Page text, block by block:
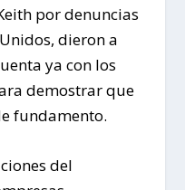
por denuncias
dieron a
ya con los
demostrar que
fundamento.
del